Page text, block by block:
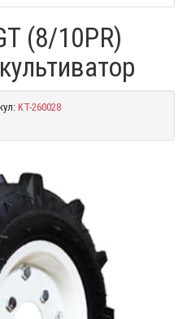
(8/10PR)
KT-260028